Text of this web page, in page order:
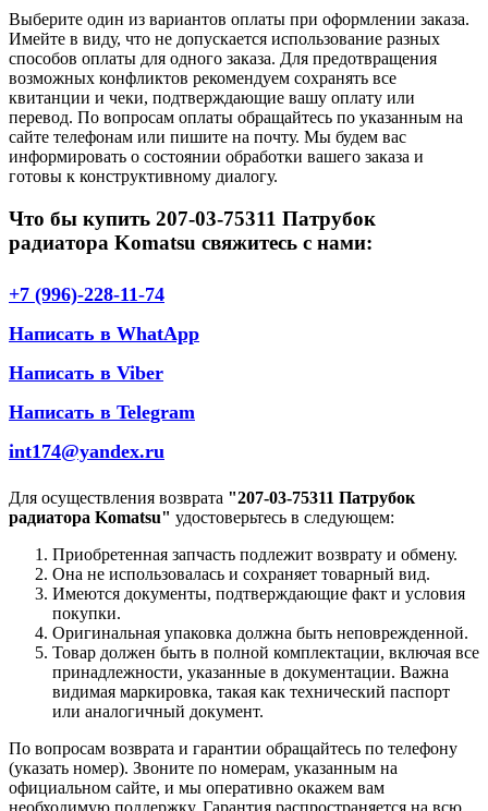
Выберите один из вариантов оплаты при оформлении заказа.
Имейте в виду, что не допускается использование разных
способов оплаты для одного заказа. Для предотвращения
возможных конфликтов рекомендуем сохранять все
квитанции и чеки, подтверждающие вашу оплату или
перевод. По вопросам оплаты обращайтесь по указанным на
сайте телефонам или пишите на почту. Мы будем вас
информировать о состоянии обработки вашего заказа и
готовы к конструктивному диалогу.
Что бы купить 207-03-75311 Патрубок
радиатора Komatsu свяжитесь с нами:
+7 (996)-228-11-74
Написать в WhatApp
Написать в Viber
Написать в Telegram
int174@yandex.ru
Для осуществления возврата "207-03-75311 Патрубок
радиатора Komatsu" удостоверьтесь в следующем:
Приобретенная запчасть подлежит возврату и обмену.
Она не использовалась и сохраняет товарный вид.
Имеются документы, подтверждающие факт и условия
покупки.
Оригинальная упаковка должна быть неповрежденной.
Товар должен быть в полной комплектации, включая все
принадлежности, указанные в документации. Важна
видимая маркировка, такая как технический паспорт
или аналогичный документ.
По вопросам возврата и гарантии обращайтесь по телефону
(указать номер). Звоните по номерам, указанным на
официальном сайте, и мы оперативно окажем вам